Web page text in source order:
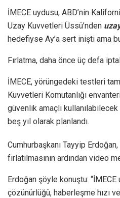
İMECE uydusu, ABD’nin
Uzay Kuvvetleri Üssü’nden
hedefiyse Ay’a sert inişti ama
Fırlatma, daha önce üç defa
İMECE, yörüngedeki testleri
Kuvvetleri Komutanlığı
güvenlik amaçlı
beş yıl olarak planlandı.
Cumhurbaşkanı Tayyip Erdoğan,
fırlatılmasının ardından video
Erdoğan şöyle konuştu:
çözünürlüğü, haberleşme hızı